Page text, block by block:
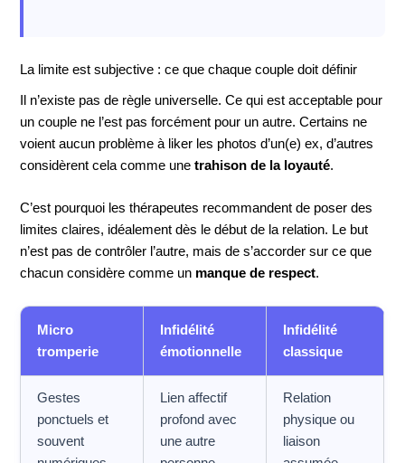
La limite est subjective : ce que chaque couple doit définir
Il n’existe pas de règle universelle. Ce qui est acceptable pour
un couple ne l’est pas forcément pour un autre. Certains ne
voient aucun problème à liker les photos d’un(e) ex, d’autres
considèrent cela comme unetrahison de la loyauté.
C’est pourquoi les thérapeutes recommandent de poser des
limites claires, idéalement dès le début de la relation. Le but
n’est pas de contrôler l’autre, mais de s’accorder sur ce que
chacun considère comme un manque de respect.
Micro
tromperie
Infidélité
émotionnelle
Infidélité
classique
Gestes
ponctuels et
souvent
Lien affectif
profond avec
une autre
Relation
physique ou
liaison